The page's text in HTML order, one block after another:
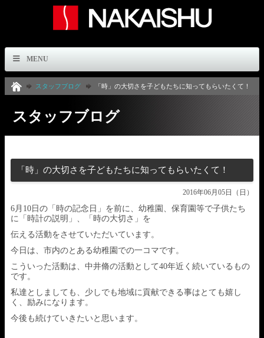
MENU
スタッフブログ 「時」の大切さを子どもたちに知ってもらいたくて！
スタッフブログ
「時」の大切さを子どもたちに知ってもらいたくて！
2016年06月05日（日）
6月10日の「時の記念日」を前に、幼稚園、保育園等で子供たち
に「時計の説明」、「時の大切さ」を
伝える活動をさせていただいています。
今日は、市内のとある幼稚園での一コマです。
こういった活動は、中井脩の活動として40年近く続いているもの
です。
私達としましても、少しでも地域に貢献できる事はとても嬉し
く、励みになります。
今後も続けていきたいと思います。